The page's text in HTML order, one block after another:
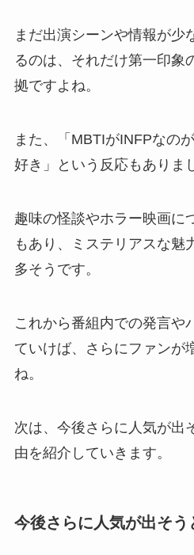
まだ出演シーンや情報が少
るのは、それだけ第一印象
拠ですよね。
また、「MBTIがINFPなの
好き」という反応もありま
趣味の怪談やホラー映画に
もあり、ミステリアスな魅
多そうです。
これから番組内での発言や
ていけば、さらにファンが
ね。
次は、今後さらに人気が出
由を紹介していきます。
今後さらに人気が出そう